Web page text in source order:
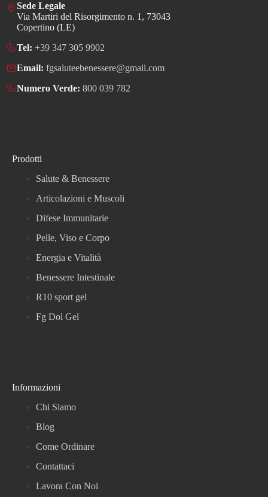
Sede Legale
Via Martiri del Risorgimento n. 1, 73043
Copertino (LE)
Tel: +39 347 305 9902
Email: fgsaluteebenessere@gmail.com
Numero Verde: 800 039 782
Prodotti
Salute & Benessere
Articolazioni e Muscoli
Difese Immunitarie
Pelle, Viso e Corpo
Energia e Vitalità
Benessere Intestinale
R10 sport gel
Fg Dol Gel
Informazioni
Chi Siamo
Blog
Come Ordinare
Contattaci
Lavora Con Noi